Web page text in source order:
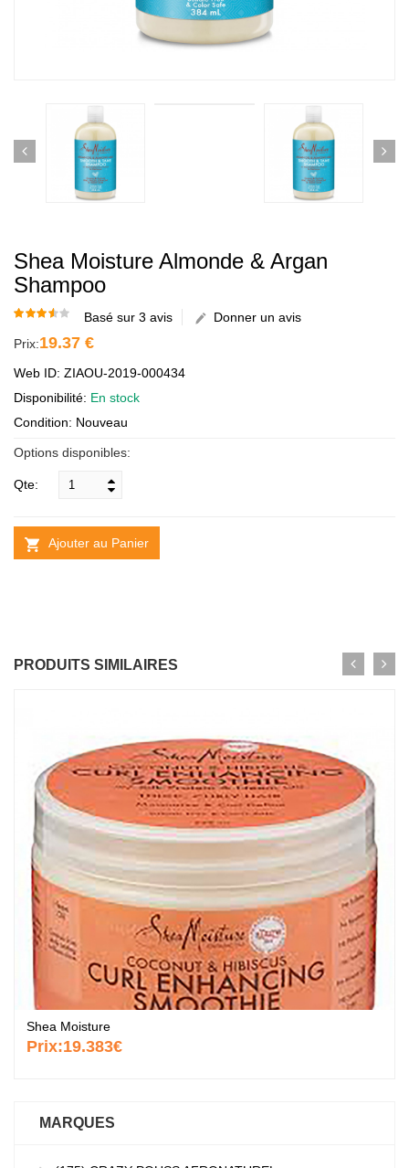
Shea Moisture Almonde & Argan
Shampoo
Basé sur 3 avis
Donner un avis
Prix:19.37 €
Web ID: ZIAOU-2019-000434
Disponibilité: En stock
Condition: Nouveau
Options disponibles:
Qte:
Ajouter au Panier
PRODUITS SIMILAIRES
Shea Moisture
Prix:19.383€
MARQUES